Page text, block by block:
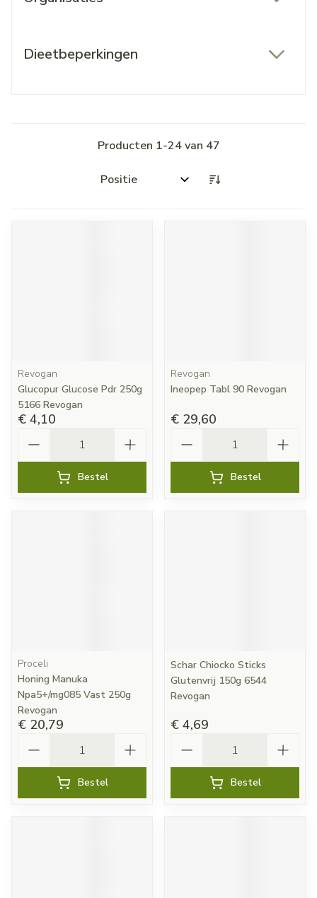
Dieetbeperkingen
Producten 1-24van 47
Sorteer op:
Revogan
Glucopur Glucose Pdr 250g
5166 Revogan
€ 4,10
Bestel
Revogan
Ineopep Tabl 90 Revogan
€ 29,60
Bestel
Proceli
Honing Manuka
Npa5+/mg085 Vast 250g
Revogan
€ 20,79
Bestel
Schar Chiocko Sticks
Glutenvrij 150g 6544
Revogan
€ 4,69
Bestel